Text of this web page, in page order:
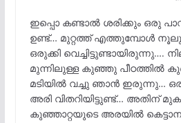
ഇപ്പൊ കണ്ടാൽ ശരിക്കും ഒരു
ഉണ്ട്… മുറ്റത്ത് എത്തുമ്പോൾ
ഒരുക്കി വെച്ചിട്ടുണ്ടായിരുന്നു….
മുന്നിലുള്ള കുഞ്ഞു പീഠത്തിൽ
മടിയിൽ വച്ചു ഞാൻ ഇരുന്നു…
അരി വിതറിയിട്ടുണ്ട്… അതിന്
കുഞ്ഞാറ്റയുടെ അരയിൽ